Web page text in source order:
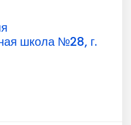
школа №28, г.